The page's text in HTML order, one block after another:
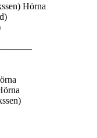
Hörna